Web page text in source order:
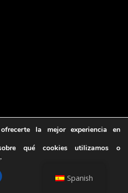
Spanish
la mejor experiencia en
qué cookies utilizamos o
.